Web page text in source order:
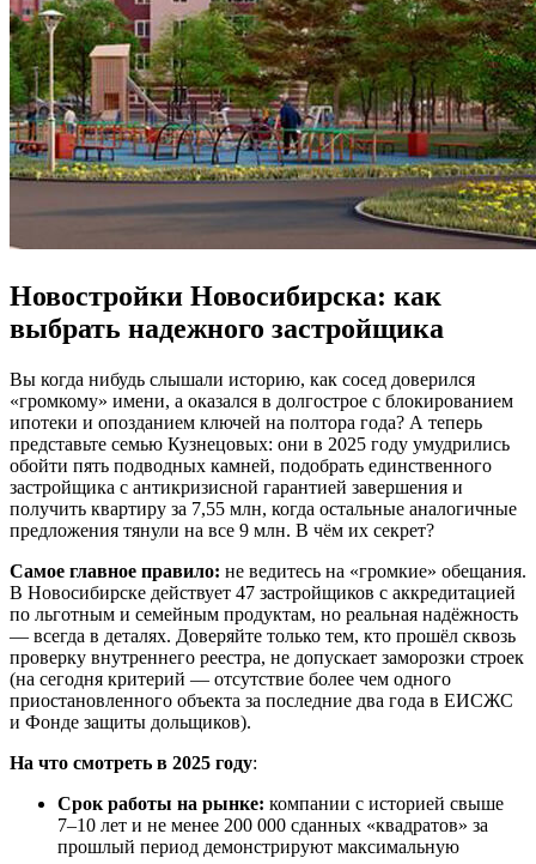
Новостройки Новосибирска: как
выбрать надежного застройщика
Вы когда нибудь слышали историю, как сосед доверился
«громкому» имени, а оказался в долгострое с блокированием
ипотеки и опозданием ключей на полтора года? А теперь
представьте семью Кузнецовых: они в 2025 году умудрились
обойти пять подводных камней, подобрать единственного
застройщика с антикризисной гарантией завершения и
получить квартиру за 7,55 млн, когда остальные аналогичные
предложения тянули на все 9 млн. В чём их секрет?
Самое главное правило: не ведитесь на «громкие» обещания.
В Новосибирске действует 47 застройщиков с аккредитацией
по льготным и семейным продуктам, но реальная надёжность
— всегда в деталях. Доверяйте только тем, кто прошёл сквозь
проверку внутреннего реестра, не допускает заморозки строек
(на сегодня критерий — отсутствие более чем одного
приостановленного объекта за последние два года в ЕИСЖС
и Фонде защиты дольщиков).
На что смотреть в 2025 году:
Срок работы на рынке: компании с историей свыше
7–10 лет и не менее 200 000 сданных «квадратов» за
прошлый период демонстрируют максимальную